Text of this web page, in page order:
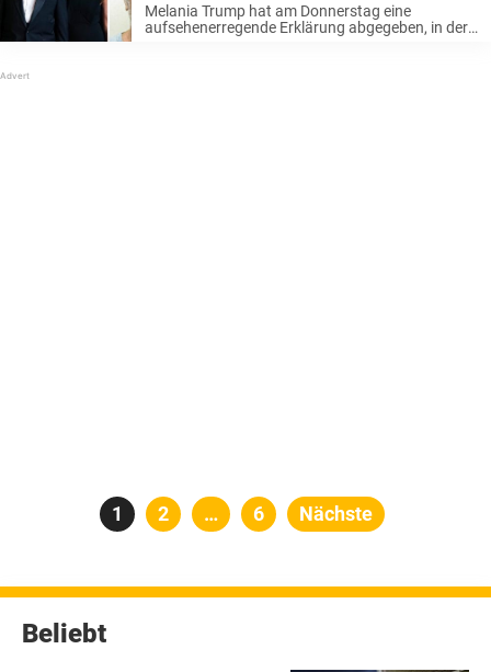
Melania Trump hat am Donnerstag eine
aufsehenerregende Erklärung abgegeben, in der
Seitennummerierung
Seite
1 Seite
2 … Seite
6 Nächste
Beliebt